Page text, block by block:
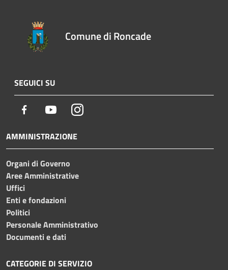
Comune di Roncade
SEGUICI SU
Facebook YoutubeInstagram
AMMINISTRAZIONE
Organi di Governo
Aree Amministrative
Uffici
Enti e fondazioni
Politici
Personale Amministrativo
Documenti e dati
CATEGORIE DI SERVIZIO